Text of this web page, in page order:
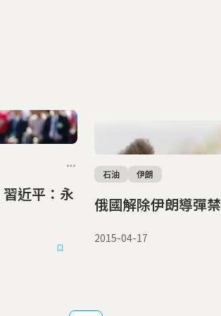
俄國解除伊朗導彈
石油 伊朗
2015-04-17